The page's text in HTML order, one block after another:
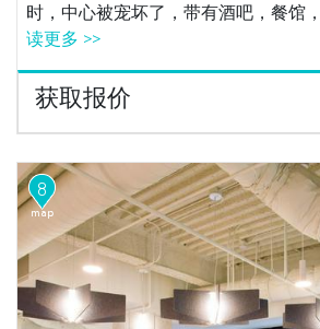
时，中心被宠坏了，带有酒吧，餐馆
读更多 >>
获取报价
8